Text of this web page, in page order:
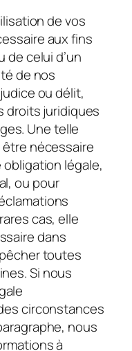
de vos
aux fins
celui d’un
de nos
ou délit,
droits juridiques
Une telle
nécessaire
légale,
ou pour
cas, elle
dans
toutes
Si nous
circonstances
nous
à